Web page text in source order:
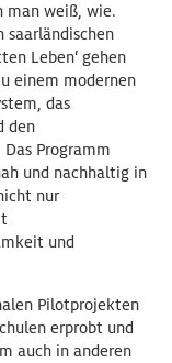
man weiß, wie.
saarländischen
Leben‘ gehen
einem modernen
das
den
Programm
und nachhaltig in
nur
und
Pilotprojekten
erprobt und
auch in anderen